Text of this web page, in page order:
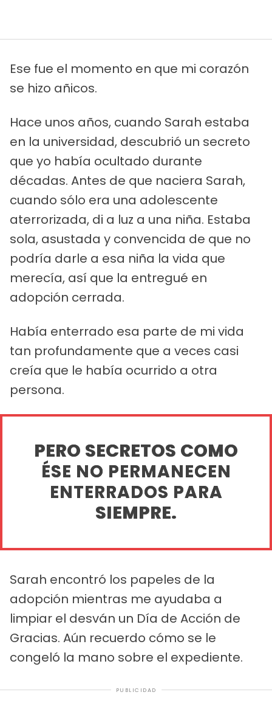
Ese fue el momento en que mi corazón
se hizo añicos.
Hace unos años, cuando Sarah estaba
en la universidad, descubrió un secreto
que yo había ocultado durante
décadas. Antes de que naciera Sarah,
cuando sólo era una adolescente
aterrorizada, di a luz a una niña. Estaba
sola, asustada y convencida de que no
podría darle a esa niña la vida que
merecía, así que la entregué en
adopción cerrada.
Había enterrado esa parte de mi vida
tan profundamente que a veces casi
creía que le había ocurrido a otra
persona.
PERO SECRETOS COMO
ÉSE NO PERMANECEN
ENTERRADOS PARA
SIEMPRE.
Sarah encontró los papeles de la
adopción mientras me ayudaba a
limpiar el desván un Día de Acción de
Gracias. Aún recuerdo cómo se le
congeló la mano sobre el expediente.
PUBLICIDAD